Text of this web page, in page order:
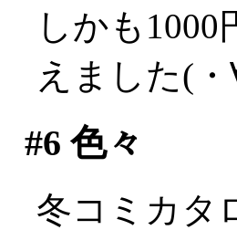
しかも
えました(
#6 色々
冬コミカタ